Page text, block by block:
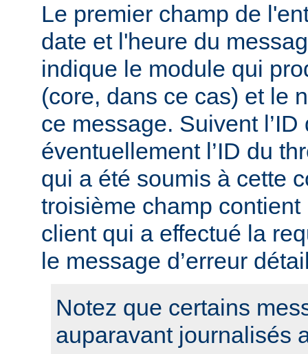
Le premier champ de
date et l'heure du
indique le module qui
(core, dans ce cas) et le
ce message. Suivent
éventuellement l’ID du
qui a été soumis à cette
troisième champ
client qui a effectué la
le message d’erreur
Notez que certains
auparavant journalisés